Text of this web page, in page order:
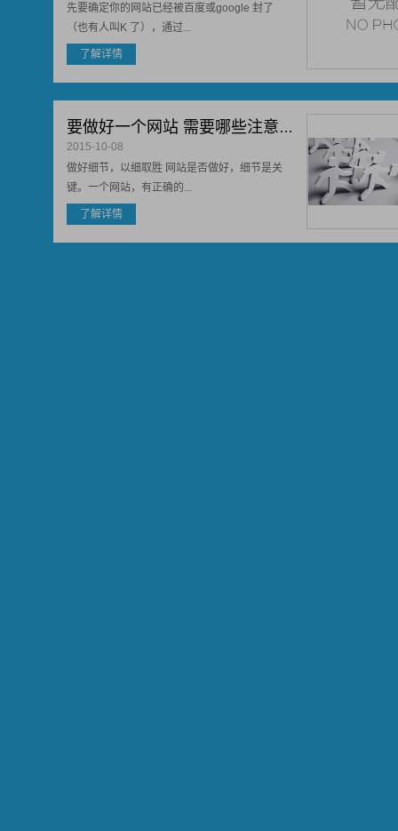
先要确定你的网站已经被百度或google 封了
（也有人叫K 了），通过...
了解详情
要做好一个网站 需要哪些注意事项
2015-10-08
做好细节，以细取胜 网站是否做好，细节是关
键。一个网站，有正确的...
了解详情